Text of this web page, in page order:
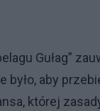
Gułag”
aby
której